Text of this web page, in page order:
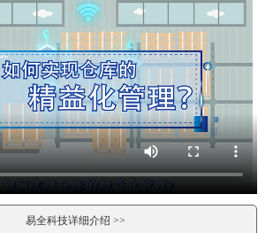
易全科技详细介绍 >>